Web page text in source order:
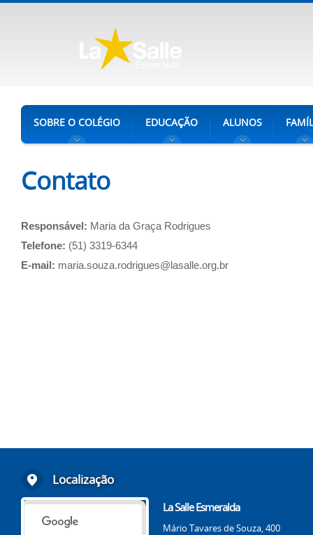
SOBRE O COLÉGIO EDUCAÇÃO ALUNOS
Contato
Responsável: Maria da Graça Rodrigues
Telefone: (51) 3319-6344
E-mail: maria.souza.rodrigues@lasalle.org.br
Localização
La Salle Esmeralda
Mário Tavares de Souza, 400